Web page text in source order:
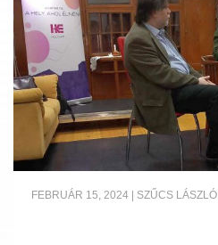
FEBRUÁR 15, 2024 SZŰCS LÁSZLÓ